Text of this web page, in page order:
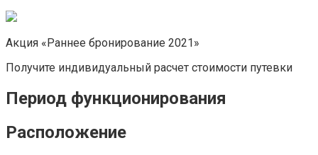
Акция «Раннее бронирование 2021»
Получите индивидуальный расчет стоимости путевки
Период функционирования
Расположение